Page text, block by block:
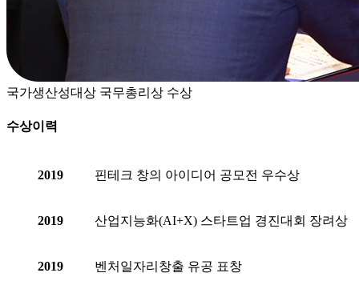
국가생산성대상 국무총리상 수상
수상이력
2019 핀테크 창의 아이디어 공모전 우수상
2019 산업지능화(AI+X) 스타트업 경진대회 장려상
2019 벤처일자리창출 유공 표창